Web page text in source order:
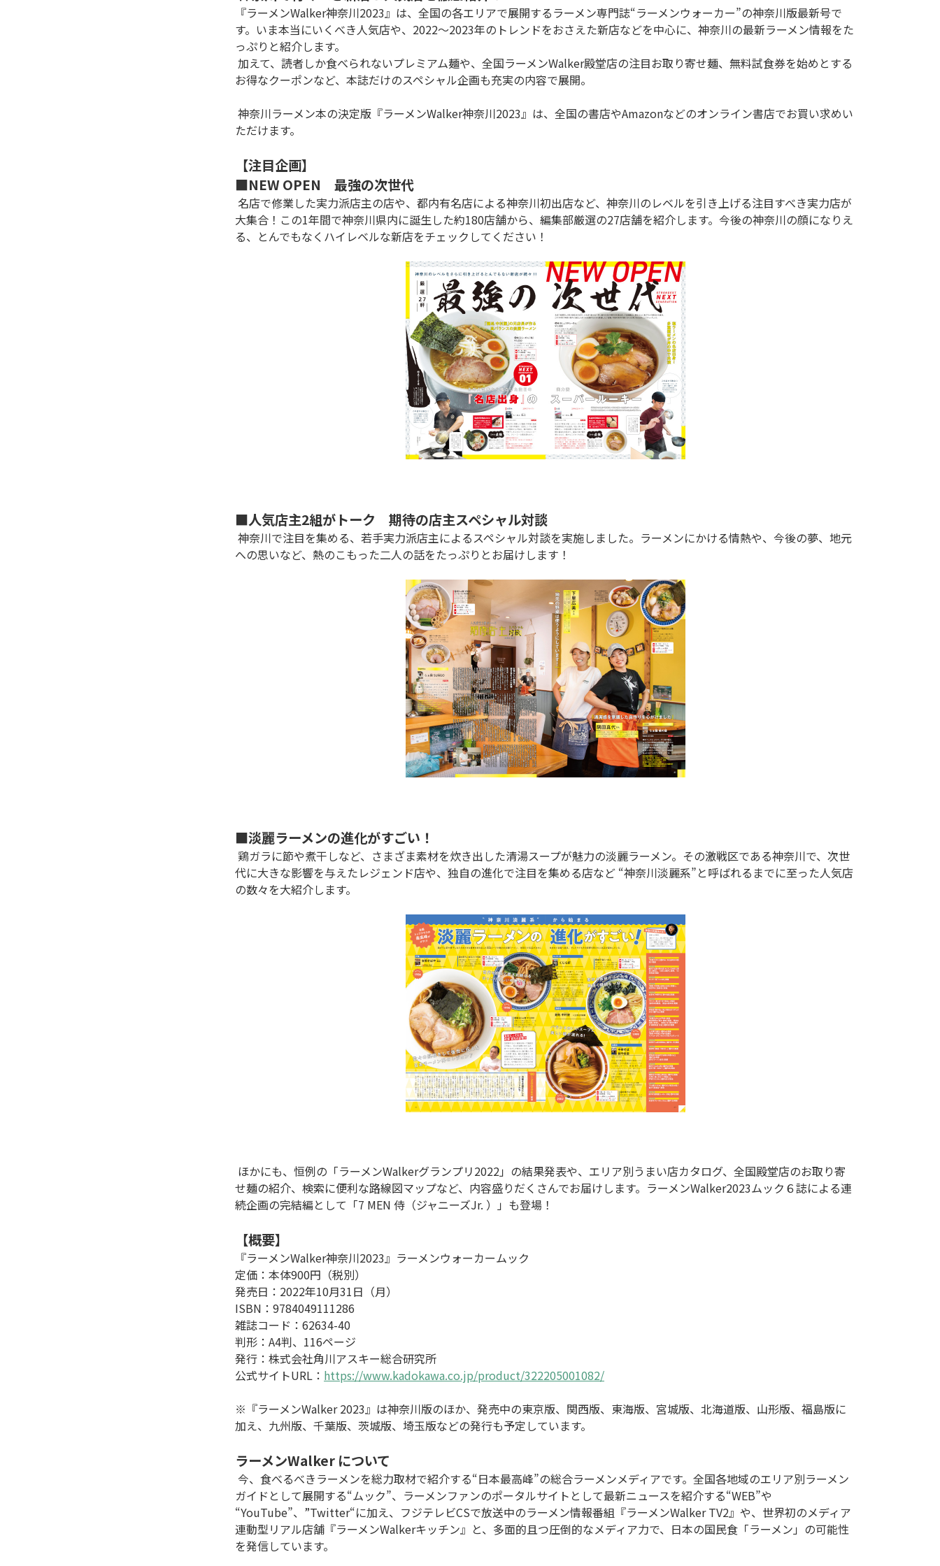
『ラーメンWalker神奈川2023』は、全国の各エリアで展開するラーメン専門誌“ラーメンウォーカー”の神奈川版最新号で
す。いま本当にいくべき人気店や、2022～2023年のトレンドをおさえた新店などを中心に、神奈川の最新ラーメン情報をた
っぷりと紹介します。
お得なクーポンなど、本誌だけのスペシャル企画も充実の内容で展開。
ただけます。
【注目企画】
■NEW OPEN　最強の次世代
大集合！この1年間で神奈川県内に誕生した約180店舗から、編集部厳選の27店舗を紹介します。今後の神奈川の顔になりえ
る、とんでもなくハイレベルな新店をチェックしてください！
■人気店主2組がトーク　期待の店主スペシャル対談
への思いなど、熱のこもった二人の話をたっぷりとお届けします！
■淡麗ラーメンの進化がすごい！
代に大きな影響を与えたレジェンド店や、独自の進化で注目を集める店など “神奈川淡麗系”と呼ばれるまでに至った人気店
の数々を大紹介します。
せ麺の紹介、検索に便利な路線図マップなど、内容盛りだくさんでお届けします。ラーメンWalker2023ムック６誌による連
続企画の完結編として「7 MEN 侍（ジャニーズJr. ）」も登場！
【概要】
『ラーメンWalker神奈川2023』ラーメンウォーカームック
定価：本体900円（税別）
発売日：2022年10月31日（月）
ISBN：9784049111286
雑誌コード：62634-40
判形：A4判、116ページ
発行：株式会社角川アスキー総合研究所
公式サイトURL： https://www.kadokawa.co.jp/product/322205001082/
※『ラーメンWalker 2023』は神奈川版のほか、発売中の東京版、関西版、東海版、宮城版、北海道版、山形版、福島版に
加え、九州版、千葉版、茨城版、埼玉版などの発行も予定しています。
ラーメンWalker について
ガイドとして展開する“ムック”、ラーメンファンのポータルサイトとして最新ニュースを紹介する“WEB”や
“YouTube”、”Twitter“に加え、フジテレビCSで放送中のラーメン情報番組『ラーメンWalker TV2』や、世界初のメディア
連動型リアル店舗『ラーメンWalkerキッチン』と、多面的且つ圧倒的なメディア力で、日本の国民食「ラーメン」の可能性
を発信しています。